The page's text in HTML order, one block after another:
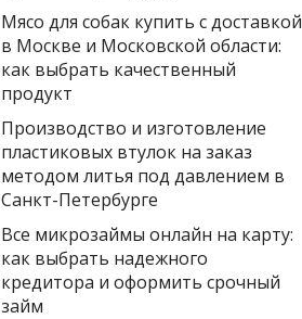
Мясо для собак купить с доставкой
в Москве и Московской области:
как выбрать качественный
продукт
Производство и изготовление
пластиковых втулок на заказ
методом литья под давлением в
Санкт-Петербурге
Все микрозаймы онлайн на карту:
как выбрать надежного
кредитора и оформить срочный
займ